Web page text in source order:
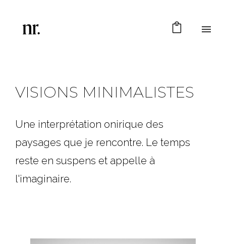
VISIONS MINIMALISTES
Une interprétation onirique des
paysages que je rencontre. Le temps
reste en suspens et appelle à
l'imaginaire.